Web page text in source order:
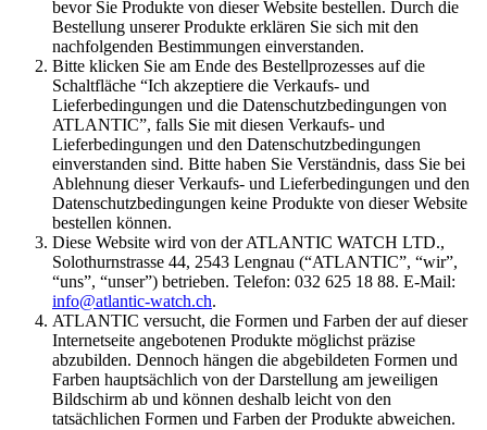
bevor Sie Produkte von dieser Website bestellen. Durch die
Bestellung unserer Produkte erklären Sie sich mit den
nachfolgenden Bestimmungen einverstanden.
Bitte klicken Sie am Ende des Bestellprozesses auf die
Schaltfläche “Ich akzeptiere die Verkaufs- und
Lieferbedingungen und die Datenschutzbedingungen von
ATLANTIC”, falls Sie mit diesen Verkaufs- und
Lieferbedingungen und den Datenschutzbedingungen
einverstanden sind. Bitte haben Sie Verständnis, dass Sie bei
Ablehnung dieser Verkaufs- und Lieferbedingungen und den
Datenschutzbedingungen keine Produkte von dieser Website
bestellen können.
Diese Website wird von der ATLANTIC WATCH LTD.,
Solothurnstrasse 44, 2543 Lengnau (“ATLANTIC”, “wir”,
“uns”, “unser”) betrieben. Telefon: 032 625 18 88. E-Mail:
info@atlantic-watch.ch.
ATLANTIC versucht, die Formen und Farben der auf dieser
Internetseite angebotenen Produkte möglichst präzise
abzubilden. Dennoch hängen die abgebildeten Formen und
Farben hauptsächlich von der Darstellung am jeweiligen
Bildschirm ab und können deshalb leicht von den
tatsächlichen Formen und Farben der Produkte abweichen.